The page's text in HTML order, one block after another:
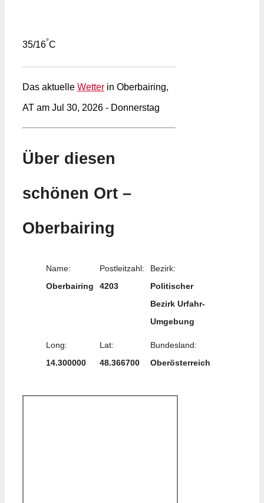
35/16°C
Das aktuelle Wetter in Oberbairing,
AT am Jul 30, 2026 - Donnerstag
Über diesen
schönen Ort –
Oberbairing
Name:
Oberbairing
Postleitzahl:
4203
Bezirk:
Politischer
Bezirk Urfahr-
Umgebung
Long:
14.300000
Lat:
48.366700
Bundesland:
Oberösterreich